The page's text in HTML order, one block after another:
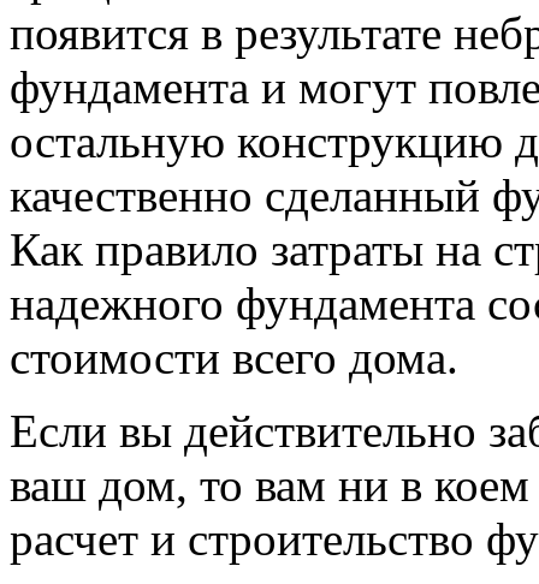
появится в результате
фундамента и могут
остальную конструкцию
качественно сделанный
Как правило затраты на
надежного фундамента
стоимости всего дома.
Если вы действительно
ваш дом, то вам ни в коем
расчет и строительство